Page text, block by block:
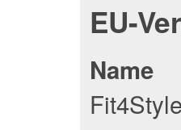
EU-
Name
Fit4Style